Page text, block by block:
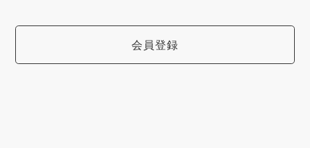
会員登録